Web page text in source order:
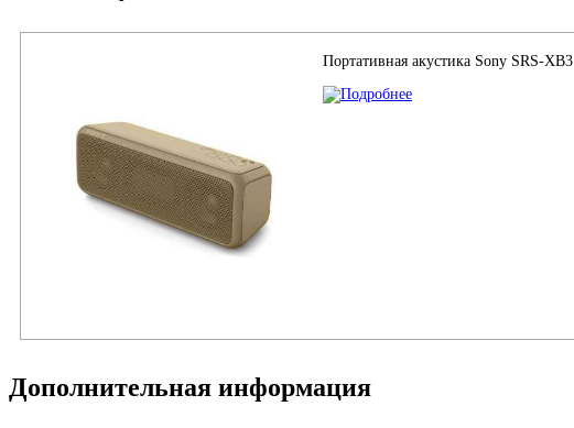
Портативная акустика Sony SRS-XB3
Дополнительная информация